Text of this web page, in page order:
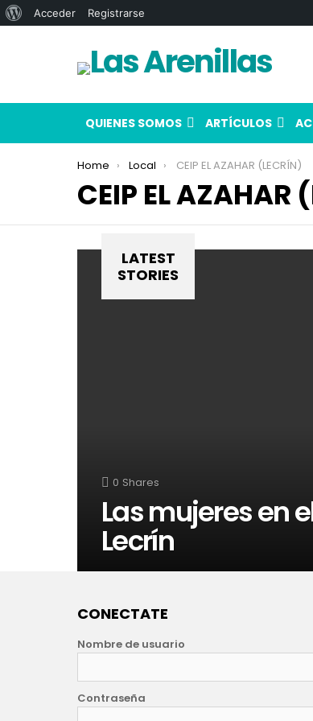
QUIENES SOMOS ARTÍCULOS
You are here:
Home Local CEIP EL AZAHAR (LECRÍN)
CEIP EL AZAHAR
LATEST
STORIES
0 Shares
Las mujeres en
Lecrín
CONECTATE
Nombre de usuario
Contraseña
Acerca
Acceder Registrarse